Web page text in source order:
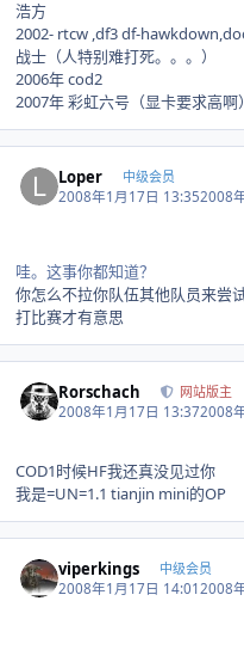
浩方
2002- rtcw ,df3 df-
战士（人特别难打死。。。）
2006年 cod2
2007年 彩虹六号（显卡要求高啊
Loper 中级会员
2008年1月17日 13:352008
哇。这事你都知道？
你怎么不拉你队伍其他队员来尝
打比赛才有意思
Rorschach 网站版主
2008年1月17日 13:372008
COD1时候HF我还真没见过你
我是=UN=1.1 tianjin mini的OP
viperkings 中级会员
2008年1月17日 14:012008